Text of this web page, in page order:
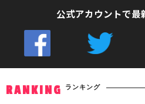
公式アカウントで最
RANKING ランキング